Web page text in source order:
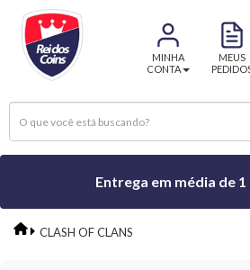
MINHA
CONTA
MEUS
Entrega em média de 1
CLASH OF CLANS